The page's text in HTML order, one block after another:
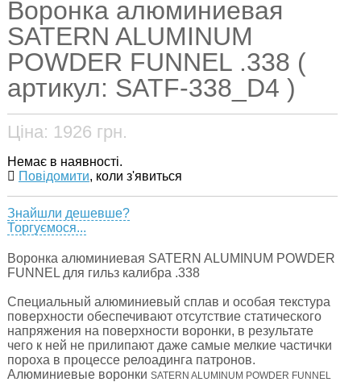
Воронка алюминиевая
SATERN ALUMINUM
POWDER FUNNEL .338 (
артикул: SATF-338_D4 )
Ціна: 1926 грн.
Немає в наявності.
Повідомити, коли з'явиться
Знайшли дешевше?
Торгуємося...
Воронка алюминиевая SATERN ALUMINUM POWDER
FUNNEL для гильз калибра .338
Специальный алюминиевый сплав и особая текстура
поверхности обеспечивают отсутствие статического
напряжения на поверхности воронки, в результате
чего к ней не прилипают даже самые мелкие частички
пороха в процессе релоадинга патронов.
Алюминиевые воронки SATERN ALUMINUM POWDER FUNNEL